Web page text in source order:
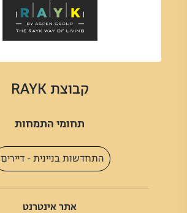
קבוצת RAYK
תחומי התמחות
התחדשות בניינית - דיירים
אתר אינטרנט